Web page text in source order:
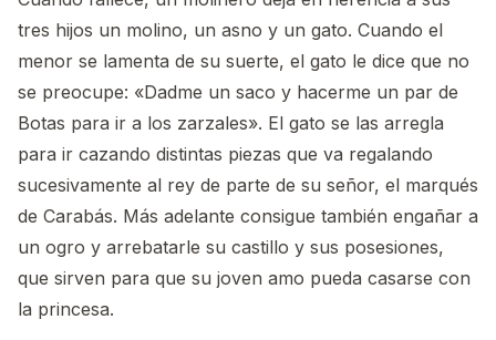
tres hijos un molino, un asno y un gato. Cuando el
menor se lamenta de su suerte, el gato le dice que no
se preocupe: «Dadme un saco y hacerme un par de
Botas para ir a los zarzales». El gato se las arregla
para ir cazando distintas piezas que va regalando
sucesivamente al rey de parte de su señor, el marqués
de Carabás. Más adelante consigue también engañar a
un ogro y arrebatarle su castillo y sus posesiones,
que sirven para que su joven amo pueda casarse con
la princesa.